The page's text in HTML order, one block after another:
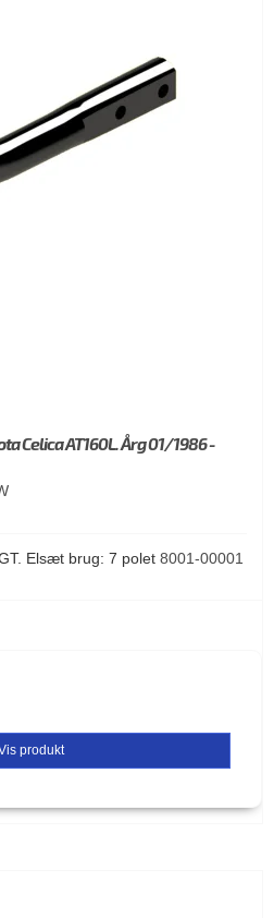
Celica AT160L. Årg 01/1986 -
Elsæt brug: 7 polet 8001-00001
produkt